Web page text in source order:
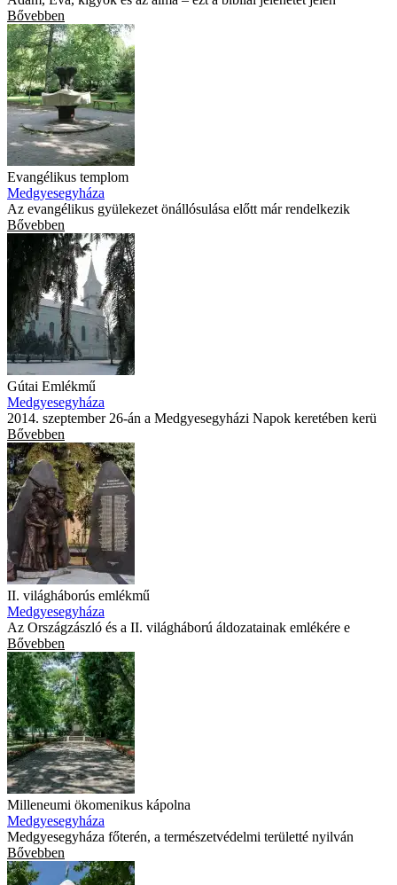
Bővebben
Evangélikus templom
Medgyesegyháza
Az evangélikus gyülekezet önállósulása előtt már rendelkezik
Bővebben
Gútai Emlékmű
Medgyesegyháza
2014. szeptember 26-án a Medgyesegyházi Napok keretében kerü
Bővebben
II. világháborús emlékmű
Medgyesegyháza
Az Országzászló és a II. világháború áldozatainak emlékére e
Bővebben
Milleneumi ökomenikus kápolna
Medgyesegyháza
Medgyesegyháza főterén, a természetvédelmi területté nyilván
Bővebben